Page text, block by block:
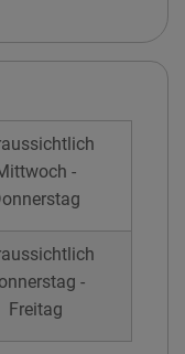
-
-
Freitag